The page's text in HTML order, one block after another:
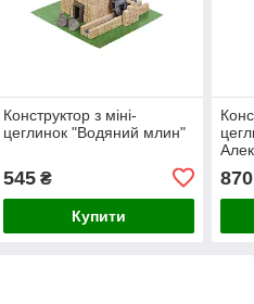
Конструктор з міні-
цеглинок "Водяний млин"
545₴
Купити
870